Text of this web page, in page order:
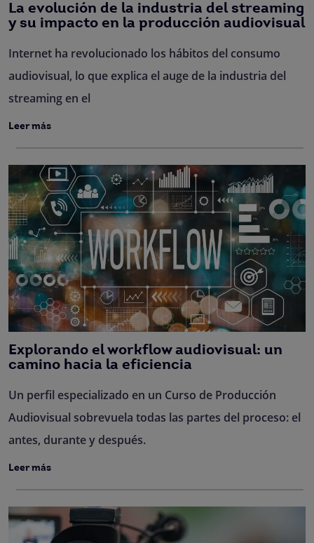
La evolución de la industria del streaming
y su impacto en la producción audiovisual
Internet ha revolucionado los hábitos del consumo
audiovisual, lo que explica el auge de la industria del
streaming en el
Leer más
Explorando el workflow audiovisual: un
camino hacia la eficiencia
Un perfil especializado en un Curso de Producción
Audiovisual sobrevuela todas las partes del proceso: el
antes, durante y después.
Leer más